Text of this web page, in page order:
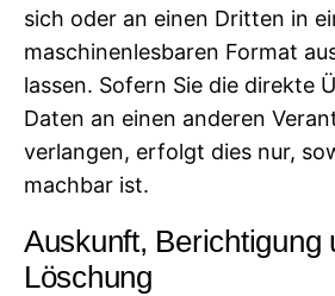
sich oder an einen Dritten in
maschinenlesbaren Format
lassen. Sofern Sie die direkte
Daten an einen anderen
verlangen, erfolgt dies nur,
machbar ist.
Auskunft, Berichtigung
Löschung